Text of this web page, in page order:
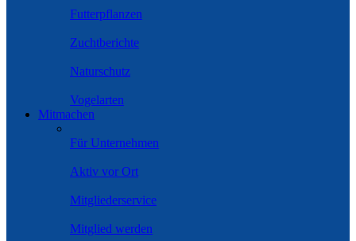
Futterpflanzen
Zuchtberichte
Naturschutz
Vogelarten
Mitmachen
Für Unternehmen
Aktiv vor Ort
Mitgliederservice
Mitglied werden